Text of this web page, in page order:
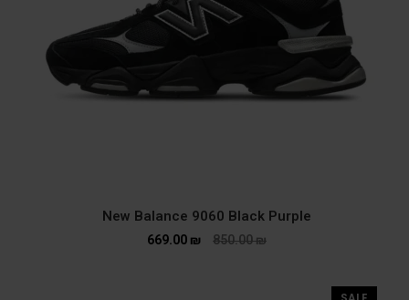
New Balance 9060 Black Purple
850.00₪
669.00 ₪